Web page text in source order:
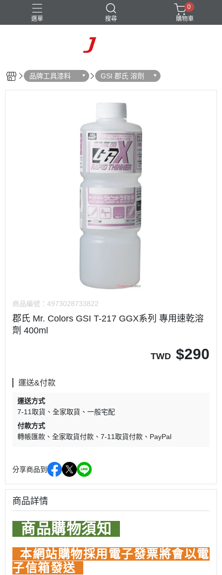
選單 搜尋
0
購物車
品牌工具漆料 GSI 郡氏 溶劑
商品編號： 4973028733822
郡氏 Mr. Colors GSI T-217 GGX系列 專用速乾溶
劑 400ml
TWD $290
運送&付款
運送方式
7-11取貨
全家取貨
一般宅配
付款方式
轉帳匯款
全家取貨付款 7-11取貨付款 PayPal
分享商品到
商品詳情
商品購物須知
本網站購物採用電子發票將會以電
子信箱發送